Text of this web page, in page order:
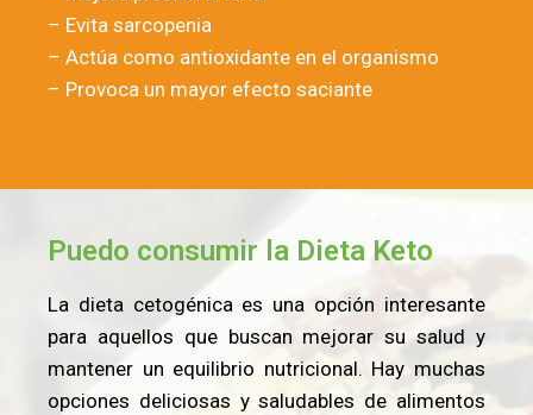
– Evita sarcopenia
– Actúa como antioxidante en el organismo
– Provoca un mayor efecto saciante
Puedo consumir la Dieta Keto
La dieta cetogénica es una opción interesante
para aquellos que buscan mejorar su salud y
mantener un equilibrio nutricional. Hay muchas
opciones deliciosas y saludables de alimentos